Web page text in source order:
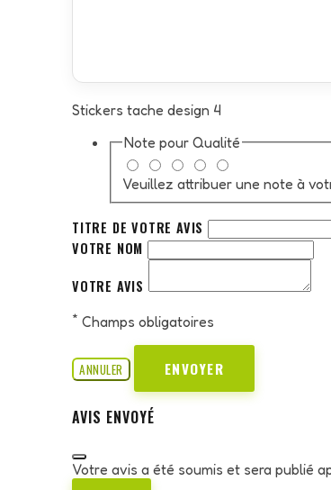
Stickers tache design 4
Note pour Qualité
Veuillez attribuer une note à
TITRE DE VOTRE AVIS
VOTRE NOM
VOTRE AVIS
* Champs obligatoires
ANNULER ENVOYER
AVIS ENVOYÉ
Votre avis a été soumis et sera publié